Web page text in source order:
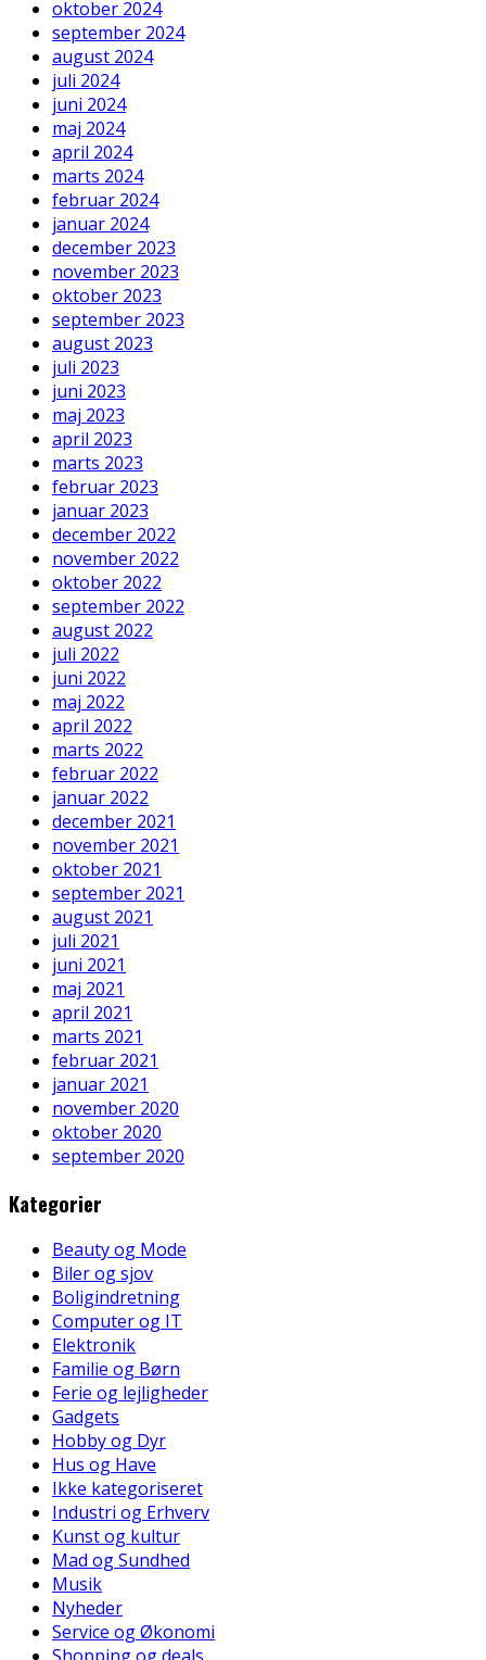
oktober 2024
september 2024
august 2024
juli 2024
juni 2024
maj 2024
april 2024
marts 2024
februar 2024
januar 2024
december 2023
november 2023
oktober 2023
september 2023
august 2023
juli 2023
juni 2023
maj 2023
april 2023
marts 2023
februar 2023
januar 2023
december 2022
november 2022
oktober 2022
september 2022
august 2022
juli 2022
juni 2022
maj 2022
april 2022
marts 2022
februar 2022
januar 2022
december 2021
november 2021
oktober 2021
september 2021
august 2021
juli 2021
juni 2021
maj 2021
april 2021
marts 2021
februar 2021
januar 2021
november 2020
oktober 2020
september 2020
Kategorier
Beauty og Mode
Biler og sjov
Boligindretning
Computer og IT
Elektronik
Familie og Børn
Ferie og lejligheder
Gadgets
Hobby og Dyr
Hus og Have
Ikke kategoriseret
Industri og Erhverv
Kunst og kultur
Mad og Sundhed
Musik
Nyheder
Service og Økonomi